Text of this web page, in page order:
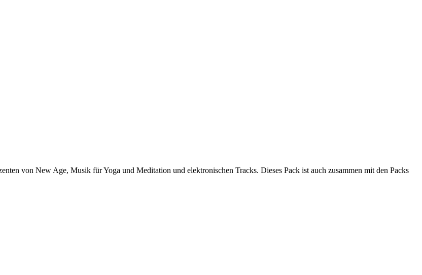
von New Age, Musik für Yoga und Meditation und elektronischen Tracks. Dieses Pack ist auch zusammen mit den Packs